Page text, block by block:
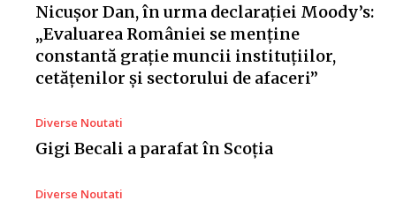
Nicușor Dan, în urma declarației Moody’s:
„Evaluarea României se menține
constantă grație muncii instituțiilor,
cetățenilor și sectorului de afaceri”
Diverse Noutati
Gigi Becali a parafat în Scoția
Diverse Noutati